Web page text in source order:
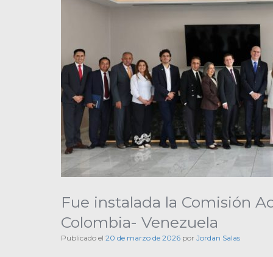
Fue instalada la Comisión
Colombia- Venezuela
Publicado el 20 de marzo de 2026 por Jordan Salas